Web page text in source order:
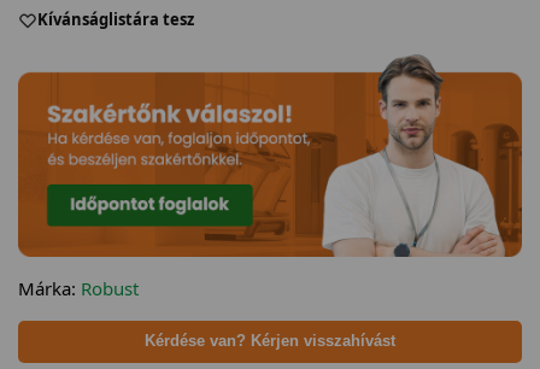
Kívánságlistára tesz
Márka: Robust
Kérdése van? Kérjen visszahívást